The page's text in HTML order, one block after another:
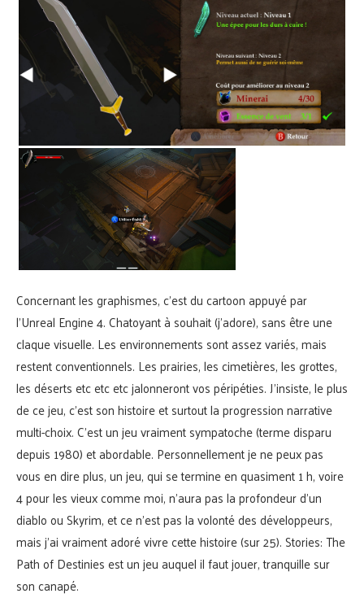
Concernant les graphismes, c’est du cartoon appuyé par
l’Unreal Engine 4. Chatoyant à souhait (j’adore), sans être une
claque visuelle. Les environnements sont assez variés, mais
restent conventionnels. Les prairies, les cimetières, les grottes,
les déserts etc etc etc jalonneront vos péripéties. J’insiste, le plus
de ce jeu, c’est son histoire et surtout la progression narrative
multi-choix. C’est un jeu vraiment sympatoche (terme disparu
depuis 1980) et abordable. Personnellement je ne peux pas
vous en dire plus, un jeu, qui se termine en quasiment 1 h, voire
4 pour les vieux comme moi, n’aura pas la profondeur d’un
diablo ou Skyrim, et ce n’est pas la volonté des développeurs,
mais j’ai vraiment adoré vivre cette histoire (sur 25). Stories: The
Path of Destinies est un jeu auquel il faut jouer, tranquille sur
son canapé.